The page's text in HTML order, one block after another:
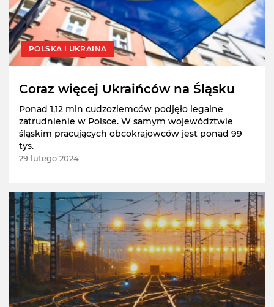
POLSKA I UKRAINA
Coraz więcej Ukraińców na Śląsku
Ponad 1,12 mln cudzoziemców podjęło legalne
zatrudnienie w Polsce. W samym województwie
śląskim pracujących obcokrajowców jest ponad 99
tys.
29 lutego 2024